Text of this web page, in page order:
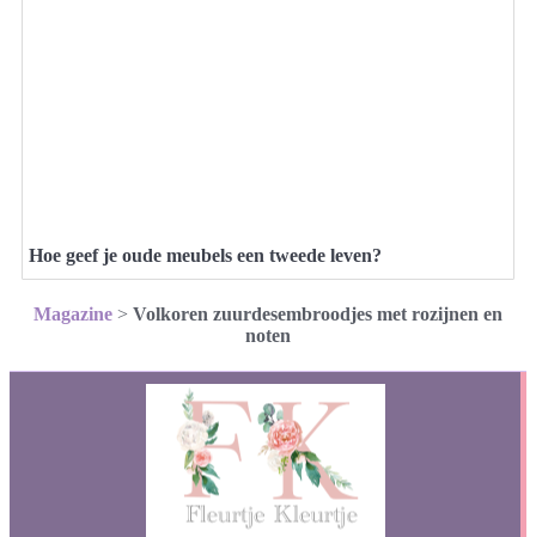
Hoe geef je oude meubels een tweede leven?
Magazine > Volkoren zuurdesembroodjes met rozijnen en
noten